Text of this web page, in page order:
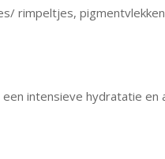
rimpeltjes,
intensieve hydratatie en